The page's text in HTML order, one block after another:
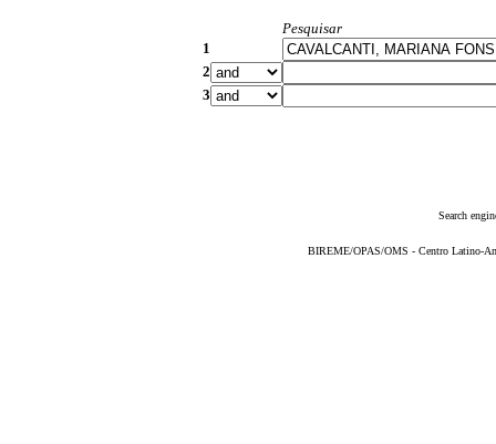
Pesquisar
1
2
3
Search
BIREME/OPAS/OMS - Centro Latino-